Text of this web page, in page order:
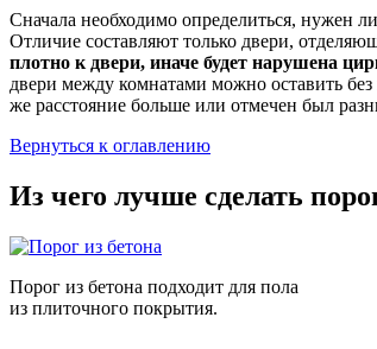
Сначала необходимо определиться, нужен
Отличие составляют только двери,
плотно к двери, иначе будет нарушена
двери между комнатами можно оставить
же расстояние больше или отмечен был
Вернуться к оглавлению
Из чего лучше сделать
Порог из бетона подходит для пола
из плиточного покрытия.